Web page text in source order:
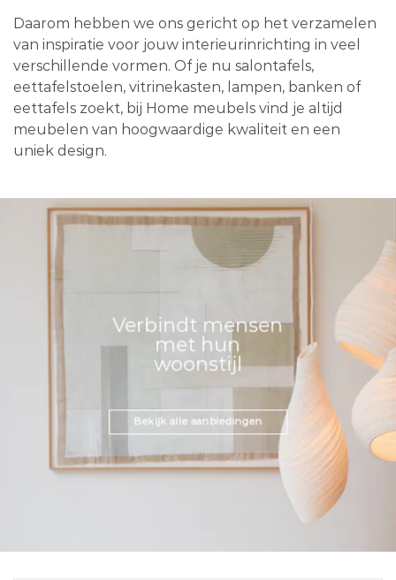
Daarom hebben we ons gericht op het verzamelen
van inspiratie voor jouw interieurinrichting in veel
verschillende vormen. Of je nu salontafels,
eettafelstoelen, vitrinekasten, lampen, banken of
eettafels zoekt, bij Home meubels vind je altijd
meubelen van hoogwaardige kwaliteit en een
uniek design.
Verbindt mensen
met hun
woonstijl
Bekijk alle aanbiedingen